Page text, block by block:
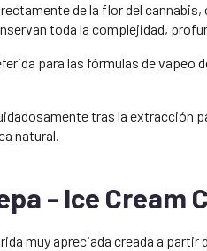
de la flor del
toda la complejidad,
para las fórmulas de vapeo
tras la extracción
natural.
- Ice Cream
muy apreciada creada a